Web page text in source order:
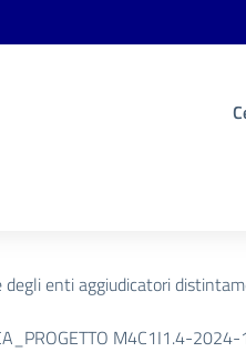
enti aggiudicatori
M4C1I1.4-